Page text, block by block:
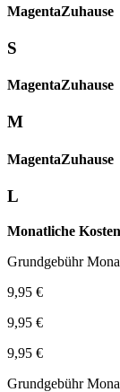
Magenta­Zuhause
S
Magenta­Zuhause
M
Magenta­Zuhause
L
Monatliche Kosten
Grundgebühr
9,95 €
9,95 €
9,95 €
Grundgebühr